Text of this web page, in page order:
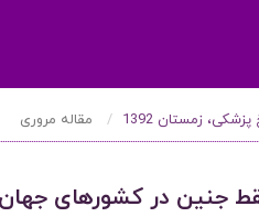
مقاله مروری
جنین در کشورهای